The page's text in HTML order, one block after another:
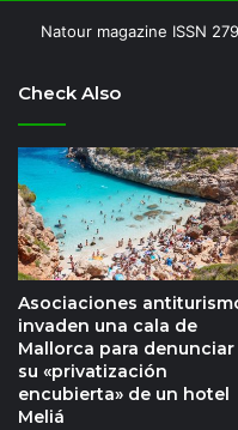
Natour magazine ISSN
Check Also
Asociaciones
invaden una cala de
Mallorca para denunciar
su «privatización
encubierta» de un hotel
Meliá